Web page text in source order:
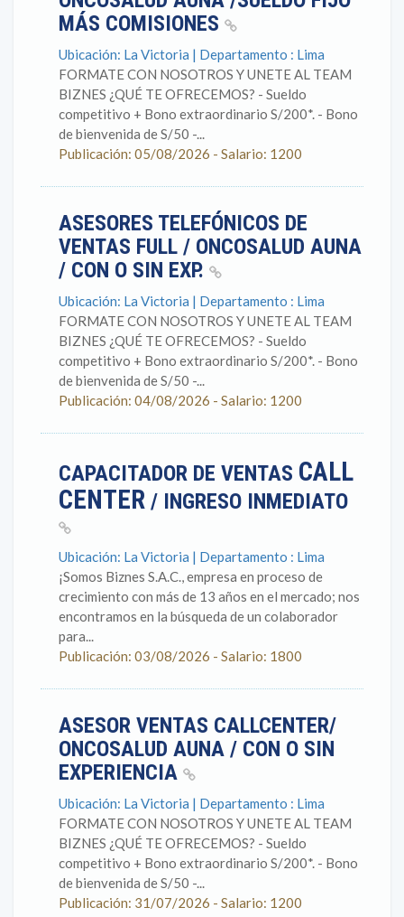
MÁS COMISIONES
Ubicación: La Victoria | Departamento : Lima
FORMATE CON NOSOTROS Y UNETE AL TEAM
BIZNES ¿QUÉ TE OFRECEMOS? - Sueldo
competitivo + Bono extraordinario S/200*. - Bono
de bienvenida de S/50 -...
Publicación: 05/08/2026 - Salario: 1200
ASESORES TELEFÓNICOS DE
VENTAS FULL / ONCOSALUD AUNA
/ CON O SIN EXP.
Ubicación: La Victoria | Departamento : Lima
FORMATE CON NOSOTROS Y UNETE AL TEAM
BIZNES ¿QUÉ TE OFRECEMOS? - Sueldo
competitivo + Bono extraordinario S/200*. - Bono
de bienvenida de S/50 -...
Publicación: 04/08/2026 - Salario: 1200
CAPACITADOR DE VENTAS CALL
CENTER / INGRESO INMEDIATO
Ubicación: La Victoria | Departamento : Lima
¡Somos Biznes S.A.C., empresa en proceso de
crecimiento con más de 13 años en el mercado; nos
encontramos en la búsqueda de un colaborador
para...
Publicación: 03/08/2026 - Salario: 1800
ASESOR VENTAS CALLCENTER/
ONCOSALUD AUNA / CON O SIN
EXPERIENCIA
Ubicación: La Victoria | Departamento : Lima
FORMATE CON NOSOTROS Y UNETE AL TEAM
BIZNES ¿QUÉ TE OFRECEMOS? - Sueldo
competitivo + Bono extraordinario S/200*. - Bono
de bienvenida de S/50 -...
Publicación: 31/07/2026 - Salario: 1200